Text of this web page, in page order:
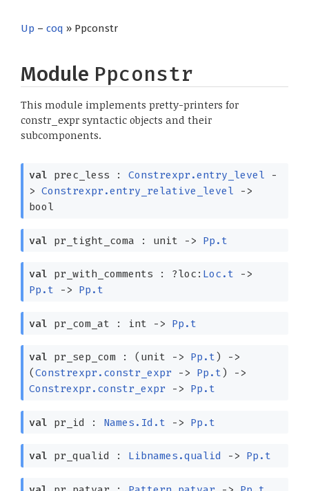
Up – coq » Ppconstr
Module Ppconstr
This module implements pretty-printers for
constr_expr syntactic objects and their
subcomponents.
val prec_less : Constrexpr.entry_level
-
> Constrexpr.entry_relative_level
->
bool
val pr_tight_coma : unit -> Pp.t
val pr_with_comments : ?⁠loc: Loc.t
->
Pp.t
-> Pp.t
val pr_com_at : int -> Pp.t
val pr_sep_com : (unit -> Pp.t )
->
( Constrexpr.constr_expr -> Pp.t )
->
Constrexpr.constr_expr
-> Pp.t
val pr_id : Names.Id.t -> Pp.t
val pr_qualid : Libnames.qualid -> Pp.t